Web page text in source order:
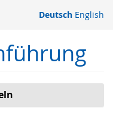
Deutsch English